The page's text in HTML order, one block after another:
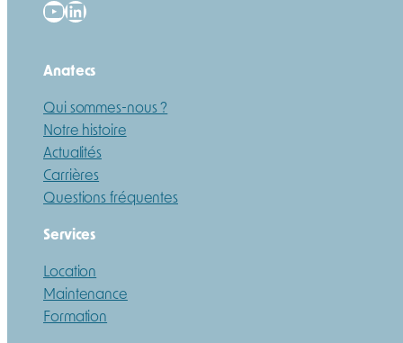
YouTube
LinkedIn
Anatecs
Qui sommes-nous ?
Notre histoire
Actualités
Carrières
Questions fréquentes
Services
Location
Maintenance
Formation